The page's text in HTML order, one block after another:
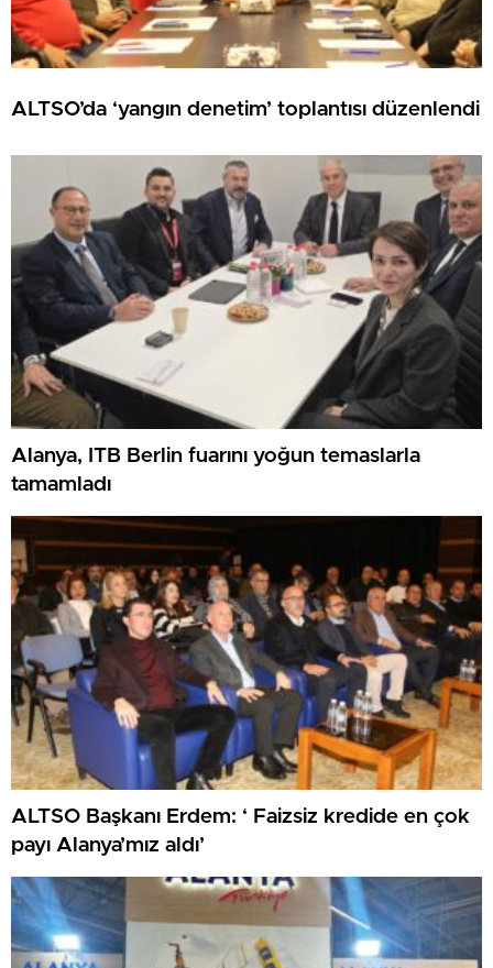
ALTSO’da ‘yangın denetim’ toplantısı düzenlendi
Alanya, ITB Berlin fuarını yoğun temaslarla
tamamladı
ALTSO Başkanı Erdem: ‘ Faizsiz kredide en çok
payı Alanya’mız aldı’